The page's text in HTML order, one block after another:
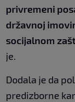
privremeni
državnoj
socijalnom
je.
Dodala je da
predizborne